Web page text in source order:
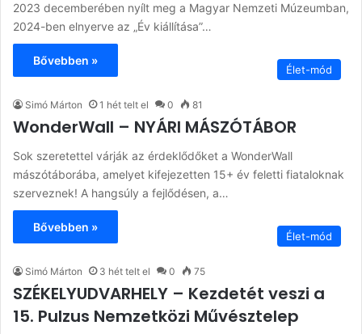
2023 decemberében nyílt meg a Magyar Nemzeti Múzeumban,
2024-ben elnyerve az „Év kiállítása”…
Bővebben »
Élet-mód
Simó Márton 1 hét telt el 0 81
WonderWall – NYÁRI MÁSZÓTÁBOR
Sok szeretettel várják az érdeklődőket a WonderWall
mászótáborába, amelyet kifejezetten 15+ év feletti fiataloknak
szerveznek! A hangsúly a fejlődésen, a…
Bővebben »
Élet-mód
Simó Márton 3 hét telt el 0 75
SZÉKELYUDVARHELY – Kezdetét veszi a
15. Pulzus Nemzetközi Művésztelep